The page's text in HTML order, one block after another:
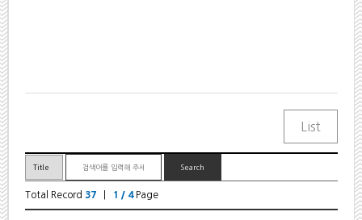
Total Record 37| 1 / 4Page